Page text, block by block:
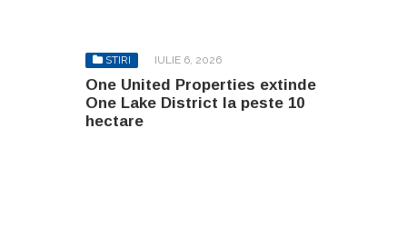
STIRI IULIE 6, 2026
One United Properties extinde
One Lake District la peste 10
hectare